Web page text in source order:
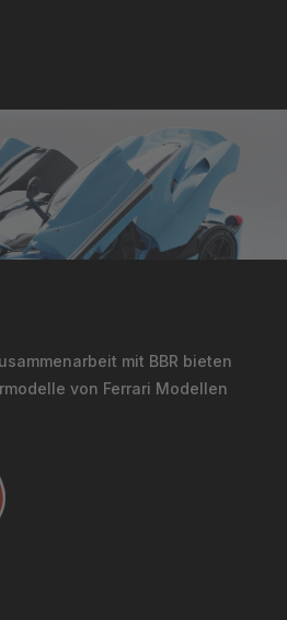
mit BBR bieten
von Ferrari Modellen